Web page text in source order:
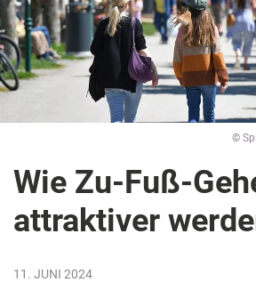
©
Wie Zu-Fuß-
attraktiver
11. JUNI 2024